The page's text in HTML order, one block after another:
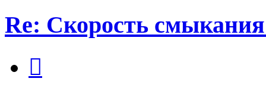
Re: Скорость